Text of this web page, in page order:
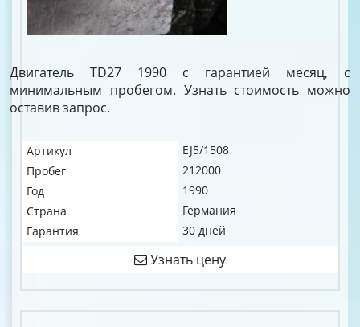
Двигатель TD27 1990 с гарантией месяц, с
минимальным пробегом. Узнать стоимость можно
оставив запрос.
Артикул
EJ5/1508
Пробег
212000
Год
1990
Страна
Германия
Гарантия
30 дней
Узнать цену